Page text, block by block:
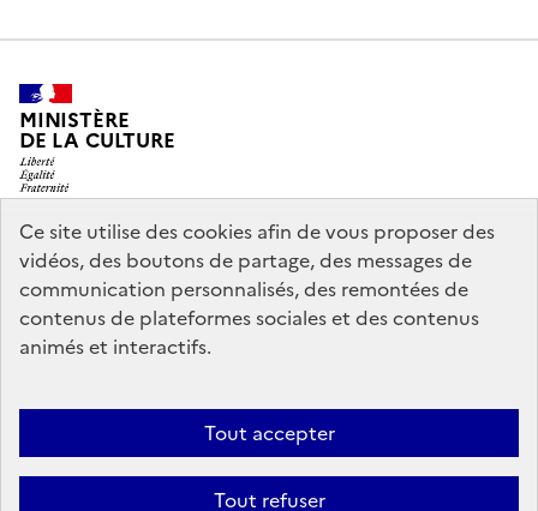
Ce site utilise des cookies afin de vous proposer des
vidéos, des boutons de partage, des messages de
communication personnalisés, des remontées de
contenus de plateformes sociales et des contenus
animés et interactifs.
Tout accepter
Tout refuser
MINISTÈRE
DE LA CULTURE
legifrance.gouv.fr
info.gouv.fr
service-public.gouv.fr
data.gouv.fr
Mentions légales
conforme
Politique d’utilisation des témoins de connexion